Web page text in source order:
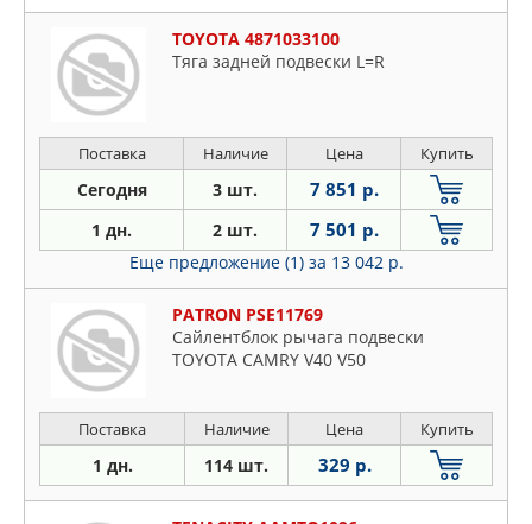
TOYOTA 4871033100
Тяга задней подвески L=R
Поставка Наличие Цена Купить
Сегодня 3 шт. 7 851 р.
1 дн. 2 шт. 7 501 р.
Еще предложение (1) за 13 042 р.
PATRON PSE11769
Сайлентблок рычага подвески
TOYOTA CAMRY V40 V50
Поставка Наличие Цена Купить
1 дн. 114 шт. 329 р.